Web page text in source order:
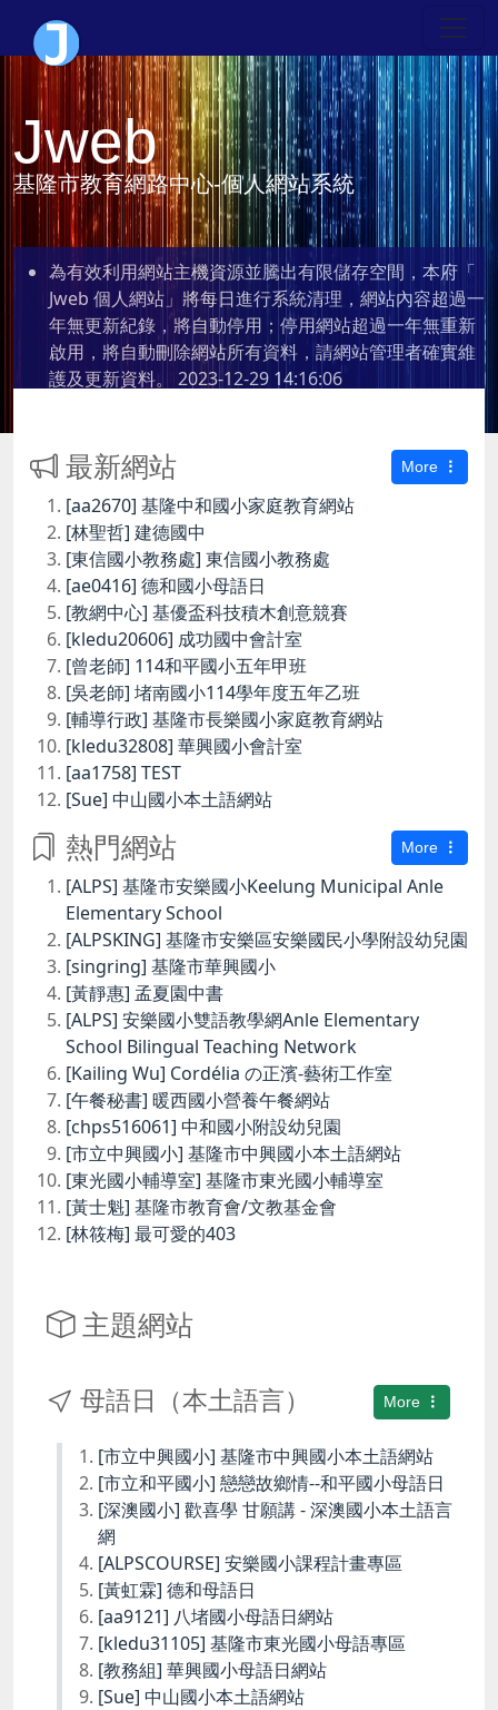
Jweb
基隆市教育網路中心-個人網站系統
為有效利用網站主機資源並騰出有限儲存空間，本府「
Jweb 個人網站」將每日進行系統清理，網站內容超過一
年無更新紀錄，將自動停用；停用網站超過一年無重新
啟用，將自動刪除網站所有資料，請網站管理者確實維
護及更新資料。 2023-12-29 14:16:06
最新網站 More
[aa2670] 基隆中和國小家庭教育網站
[林聖哲] 建德國中
[東信國小教務處] 東信國小教務處
[ae0416] 德和國小母語日
[教網中心] 基優盃科技積木創意競賽
[kledu20606] 成功國中會計室
[曾老師] 114和平國小五年甲班
[吳老師] 堵南國小114學年度五年乙班
[輔導行政] 基隆市長樂國小家庭教育網站
[kledu32808] 華興國小會計室
[aa1758] TEST
[Sue] 中山國小本土語網站
熱門網站 More
[ALPS] 基隆市安樂國小Keelung Municipal Anle
Elementary School
[ALPSKING] 基隆市安樂區安樂國民小學附設幼兒園
[singring] 基隆市華興國小
[黃靜惠] 孟夏園中書
[ALPS] 安樂國小雙語教學網Anle Elementary
School Bilingual Teaching Network
[Kailing Wu] Cordélia の正濱-藝術工作室
[午餐秘書] 暖西國小營養午餐網站
[chps516061] 中和國小附設幼兒園
[市立中興國小] 基隆市中興國小本土語網站
[東光國小輔導室] 基隆市東光國小輔導室
[黃士魁] 基隆市教育會/文教基金會
[林筱梅] 最可愛的403
主題網站
More
母語日（本土語言）
[市立中興國小] 基隆市中興國小本土語網站
[市立和平國小] 戀戀故鄉情--和平國小母語日
[深澳國小] 歡喜學 甘願講 - 深澳國小本土語言
網
[ALPSCOURSE] 安樂國小課程計畫專區
[黃虹霖] 德和母語日
[aa9121] 八堵國小母語日網站
[kledu31105] 基隆市東光國小母語專區
[教務組] 華興國小母語日網站
[Sue] 中山國小本土語網站